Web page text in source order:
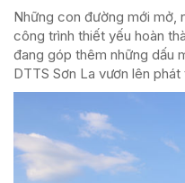
Những con đường mới mở,
công trình thiết yếu hoàn
đang góp thêm những dấu
DTTS Sơn La vươn lên phát